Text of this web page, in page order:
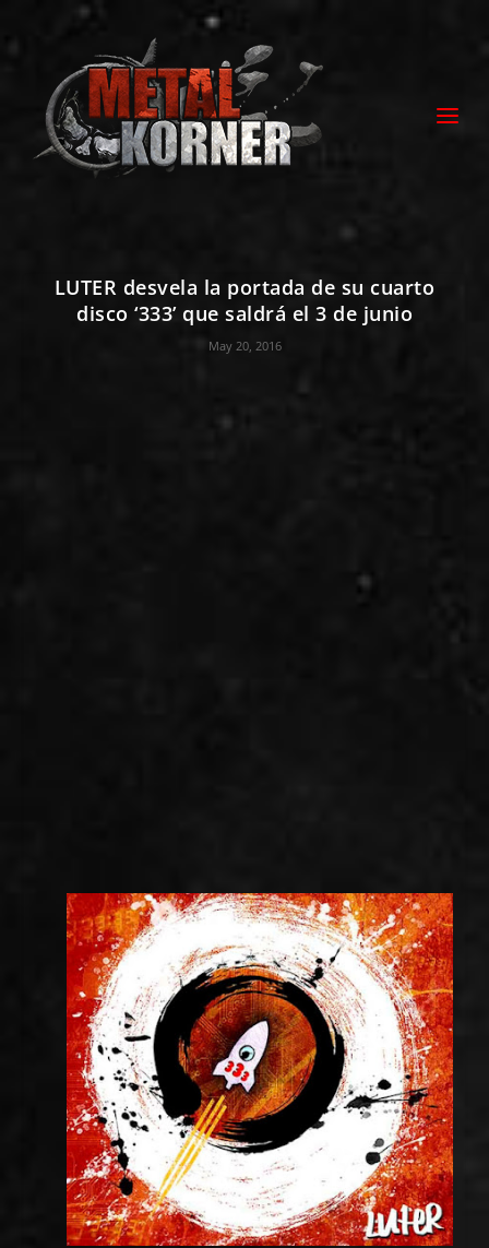
LUTER desvela la portada de su cuarto
disco ‘333’ que saldrá el 3 de junio
May 20, 2016